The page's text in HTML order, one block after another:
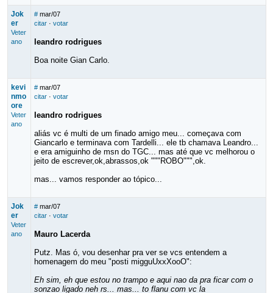
Jok
er
Veter
ano
# mar/07
citar· votar
leandro rodrigues
Boa noite Gian Carlo.
kevi
nmo
ore
Veter
ano
# mar/07
citar· votar
leandro rodrigues
aliás vc é multi de um finado amigo meu... começava com
Giancarlo e terminava com Tardelli... ele tb chamava Leandro...
e era amiguinho de msn do TGC... mas até que vc melhorou o
jeito de escrever,ok,abrassos,ok """ROBO""",ok.
mas... vamos responder ao tópico...
Jok
er
Veter
ano
# mar/07
citar· votar
Mauro Lacerda
Putz. Mas ó, vou desenhar pra ver se vcs entendem a
homenagem do meu "posti migguUxxXooO":
Eh sim, eh que estou no trampo e aqui nao da pra ficar com o
sonzao ligado neh rs... mas... to flanu com vc la